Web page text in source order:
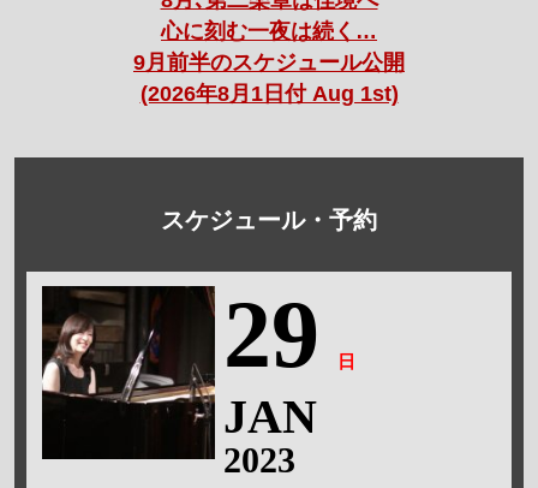
心に刻む一夜は続く…
9月前半のスケジュール公開
(2026年8月1日付 Aug 1st)
スケジュール・予約
29 日
JAN
2023